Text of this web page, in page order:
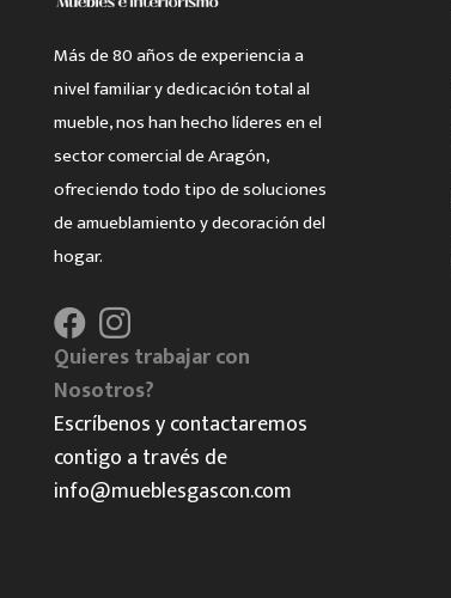
Más de 80 años de experiencia a
nivel familiar y dedicación total al
mueble, nos han hecho líderes en el
sector comercial de Aragón,
ofreciendo todo tipo de soluciones
de amueblamiento y decoración del
hogar.
Quieres trabajar con
Nosotros?
Escríbenos y contactaremos
contigo a través de
info@mueblesgascon.com